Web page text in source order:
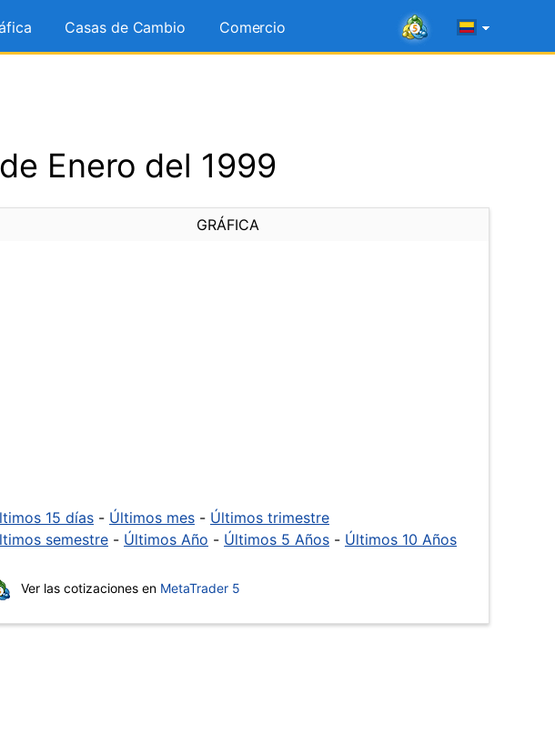
Casas de Cambio Comercio
Enero del 1999
GRÁFICA
15 días - Últimos mes - Últimos trimestre
semestre - Últimos Año - Últimos 5 Años - Últimos 10 Años
Ver las cotizaciones en MetaTrader 5